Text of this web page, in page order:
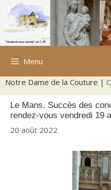
Aller
contenu
Menu
Notre Dame de la Couture |
Le Mans. Succès des
rendez-vous vendredi 19
20 août 2022